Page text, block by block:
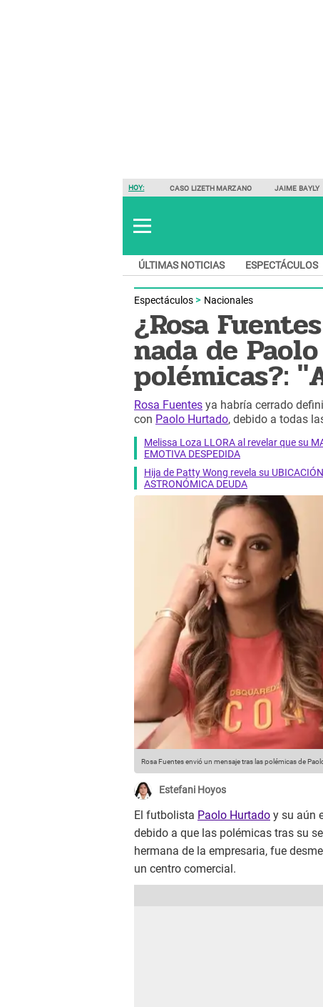
HOY: CASO LIZETH MARZANO JAIME BAYLY
ÚLTIMAS NOTICIAS ESPECTÁCULOS
Espectáculos Nacionales
¿Rosa
nada de
polémicas?:
Rosa Fuentes ya habría cerrado
con Paolo Hurtado, debido a todas
Melissa Loza LLORA al revelar que su
EMOTIVA DESPEDIDA
Hija de Patty Wong revela su
ASTRONÓMICA DEUDA
Rosa Fuentes envió un mensaje tras las polémicas de
Estefani Hoyos
El futbolista Paolo Hurtado y su aún
debido a que las polémicas tras su
hermana de la empresaria, fue
un centro comercial.